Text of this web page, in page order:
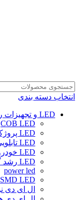
انتخاب دسته بندی
LED و تجهیزات روشنایی
COB LED
LED پروژکتوری
LED تابلویی
LED خودرویی
LED رشد گیاه
power led
SMD LED
ال ای دی